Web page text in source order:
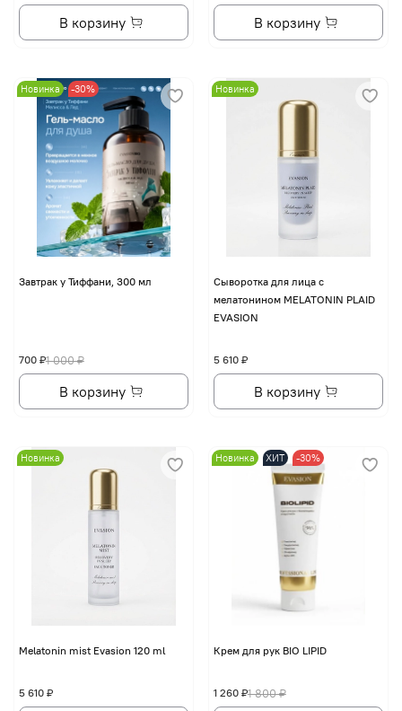
В корзину В корзину
Новинка -30%
Завтрак у Тиффани, 300 мл
1 000 ₽
700 ₽
В корзину
Новинка
Сыворотка для лица с
мелатонином MELATONIN PLAID
EVASION
5 610 ₽
В корзину
Новинка
Melatonin mist Evasion 120 ml
5 610 ₽
Новинка ХИТ -30%
Крем для рук BIO LIPID
1 800 ₽
1 260 ₽